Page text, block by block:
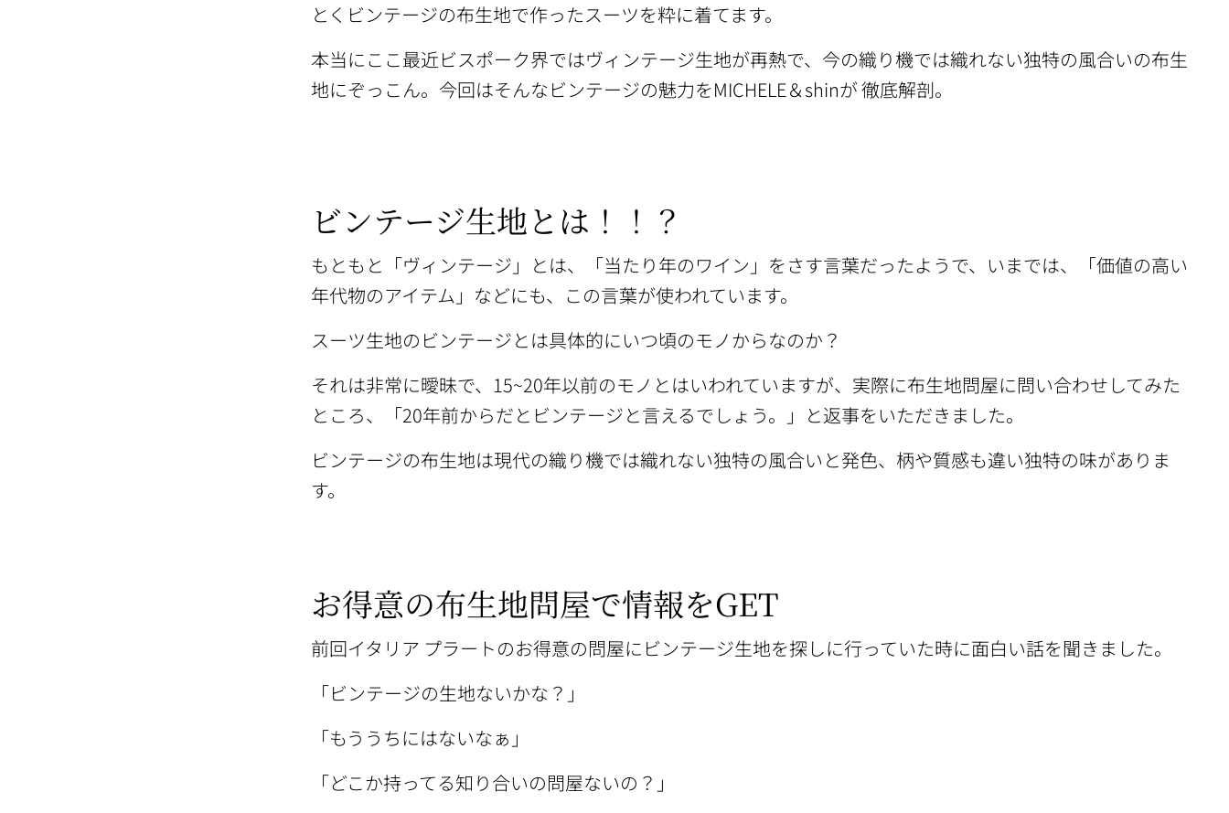
とくビンテージの布生地で作ったスーツを粋に着てます。
本当にここ最近ビスポーク界ではヴィンテージ生地が再熱で、今の織り機では織れない独特の風合いの布生
地にぞっこん。今回はそんなビンテージの魅力をMICHELE＆shinが 徹底解剖。
ビンテージ生地とは！！？
もともと「ヴィンテージ」とは、「当たり年のワイン」をさす言葉だったようで、いまでは、「価値の高い
年代物のアイテム」などにも、この言葉が使われています。
スーツ生地のビンテージとは具体的にいつ頃のモノからなのか？
それは非常に曖昧で、15~20年以前のモノとはいわれていますが、実際に布生地問屋に問い合わせしてみた
ところ、「20年前からだとビンテージと言えるでしょう。」と返事をいただきました。
ビンテージの布生地は現代の織り機では織れない独特の風合いと発色、柄や質感も違い独特の味がありま
す。
お得意の布生地問屋で情報をGET
前回イタリア プラートのお得意の問屋にビンテージ生地を探しに行っていた時に面白い話を聞きました。
「ビンテージの生地ないかな？」
「もううちにはないなぁ」
「どこか持ってる知り合いの問屋ないの？」